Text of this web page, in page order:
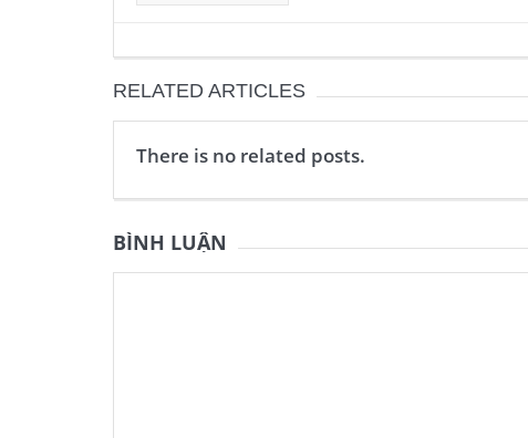
RELATED ARTICLES
There is no related posts.
BÌNH LUẬN